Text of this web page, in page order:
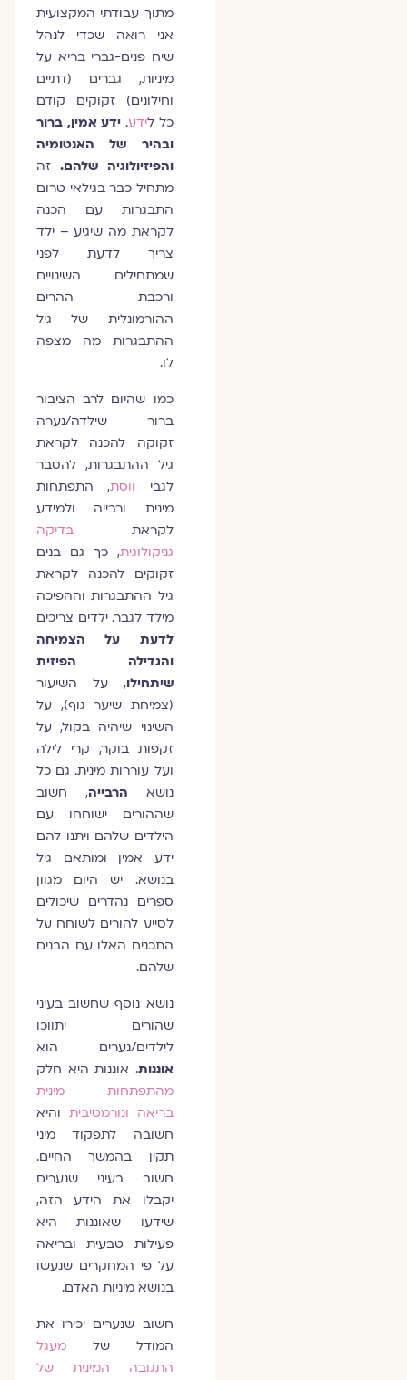
מתוך עבודתי המקצועית
אני רואה שכדי לנהל
שיח פנים-גברי בריא על
מיניות, גברים (דתיים
וחילונים) זקוקים קודם
כל ל ידע.ידע אמין, ברור
ובהיר של האנטומיה
והפיזיולוגיה שלהם.זה
מתחיל כבר בגילאי טרום
התבגרות עם הכנה
לקראת מה שיגיע – ילד
צריך לדעת לפני
שמתחילים השינויים
ורכבת ההרים
ההורמונלית של גיל
ההתבגרות מה מצפה
לו.
כמו שהיום לרב הציבור
ברור שילדה/נערה
זקוקה להכנה לקראת
גיל ההתבגרות, להסבר
לגבי
ווסת, התפתחות
מינית ורבייה ולמידע
לקראת
בדיקה
גניקולוגית, כך גם בנים
זקוקים להכנה לקראת
גיל ההתבגרות וההפיכה
מילד לגבר. ילדים צריכים
לדעת על הצמיחה
והגדילה הפיזית
שיתחילו, על השיעור
(צמיחת שיער גוף), על
השינוי שיהיה בקול, על
זקפות בוקר, קרי לילה
ועל עוררות מינית. גם כל
נושא
הרבייה, חשוב
שההורים ישוחחו עם
הילדים שלהם ויתנו להם
ידע אמין ומותאם גיל
בנושא. יש היום מגוון
ספרים נהדרים שיכולים
לסייע להורים לשוחח על
התכנים האלו עם הבנים
שלהם.
נושא נוסף שחשוב בעיני
שהורים יתווכו
לילדים/נערים הוא
אוננות. אוננות היא חלק
מהתפתחות מינית
בריאה ונורמטיביתוהיא
חשובה לתפקוד מיני
תקין בהמשך החיים.
חשוב בעיני שנערים
יקבלו את הידע הזה,
שידעו שאוננות היא
פעילות טבעית ובריאה
על פי המחקרים שנעשו
בנושא מיניות האדם.
חשוב שנערים יכירו את
המודל של
מעגל
התגובה המינית של